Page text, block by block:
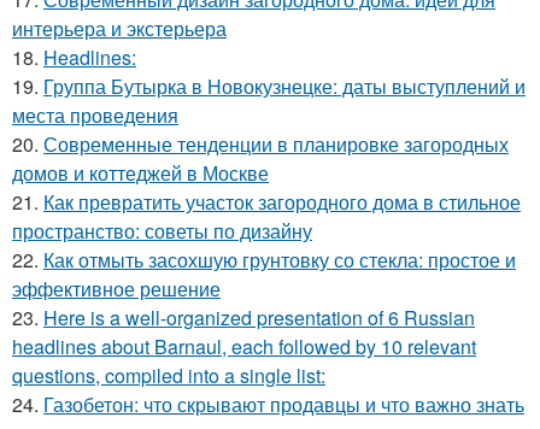
интерьера и экстерьера
18. Headlines:
19. Группа Бутырка в Новокузнецке: даты выступлений и
места проведения
20. Современные тенденции в планировке загородных
домов и коттеджей в Москве
21. Как превратить участок загородного дома в стильное
пространство: советы по дизайну
22. Как отмыть засохшую грунтовку со стекла: простое и
эффективное решение
23. Here is a well-organized presentation of 6 Russian
headlines about Barnaul, each followed by 10 relevant
questions, compiled into a single list:
24. Газобетон: что скрывают продавцы и что важно знать